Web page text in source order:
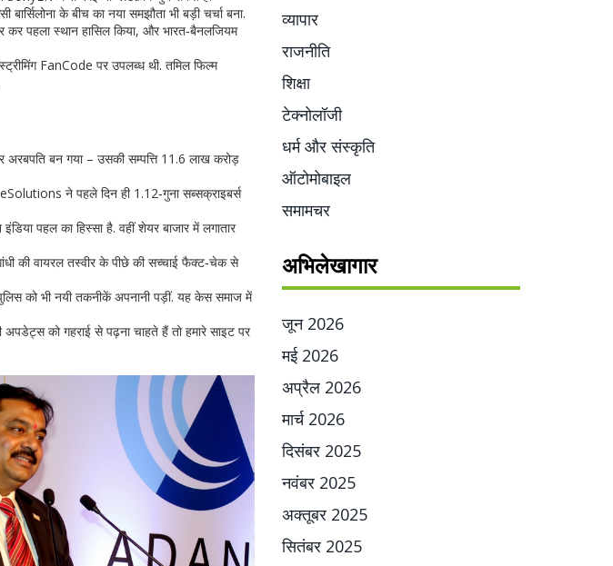
के बीच का नया समझौता भी बड़ी चर्चा बना.
पहला स्थान हासिल किया, और भारत‑बैनलजियम
FanCode पर उपलब्ध थी. तमिल फिल्म
बन गया – उसकी सम्पत्ति 11.6 लाख करोड़
ने पहले दिन ही 1.12‑गुना सब्सक्राइबर्स
पहल का हिस्सा है. वहीं शेयर बाजार में लगातार
की वायरल तस्वीर के पीछे की सच्चाई फैक्ट‑चेक से
पुलिस को भी नयी तकनीकें अपनानी पड़ीं. यह केस समाज में
को गहराई से पढ़ना चाहते हैं तो हमारे साइट पर
व्यापार
राजनीति
शिक्षा
टेक्नोलॉजी
धर्म और संस्कृति
ऑटोमोबाइल
समामचर
अभिलेखागार
जून 2026
मई 2026
अप्रैल 2026
मार्च 2026
दिसंबर 2025
नवंबर 2025
अक्तूबर 2025
सितंबर 2025